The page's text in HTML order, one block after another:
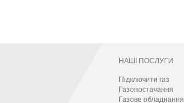
НАШІ ПОСЛУГИ
Підключити газ
Газопостачання
Газове обладнання